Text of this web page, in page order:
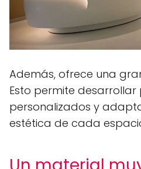
Además, ofrece una
Esto permite
personalizados y
estética de cada